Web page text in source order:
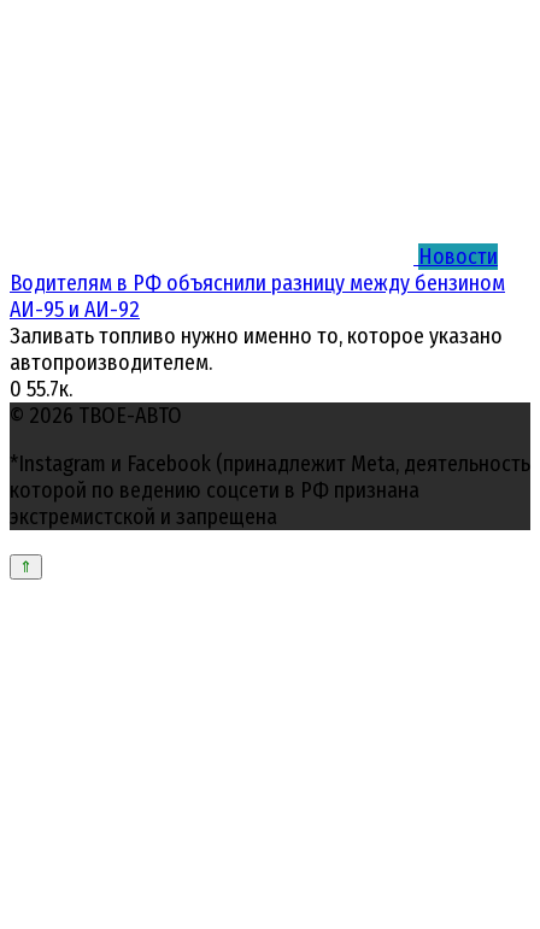
Новости
Водителям в РФ объяснили разницу между бензином
АИ-95 и АИ-92
Заливать топливо нужно именно то, которое указано
автопроизводителем.
0 55.7к.
© 2026 ТВОЕ-АВТО
*Instagram и Facebook (принадлежит Meta, деятельность
которой по ведению соцсети в РФ признана
экстремистской и запрещена